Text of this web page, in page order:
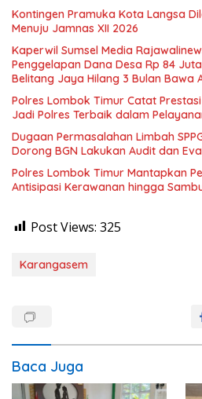
Kontingen Pramuka Kota Langsa
Menuju Jamnas XII 2026
Kaperwil Sumsel Media
Penggelapan Dana Desa Rp 84
Belitang Jaya Hilang 3 Bulan Bawa
Polres Lombok Timur Catat
Jadi Polres Terbaik dalam
Dugaan Permasalahan Limbah
Dorong BGN Lakukan Audit dan
Polres Lombok Timur Mantapkan
Antisipasi Kerawanan hingga
Post Views: 325
Karangasem
Baca Juga